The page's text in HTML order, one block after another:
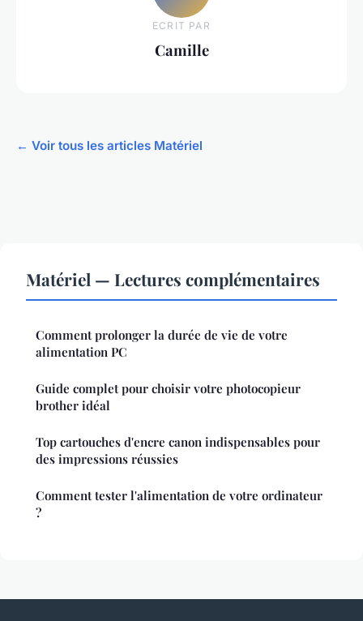
ECRIT PAR
Camille
← Voir tous les articles Matériel
Matériel — Lectures complémentaires
Comment prolonger la durée de vie de votre
alimentation PC
Guide complet pour choisir votre photocopieur
brother idéal
Top cartouches d'encre canon indispensables pour
des impressions réussies
Comment tester l'alimentation de votre ordinateur
?